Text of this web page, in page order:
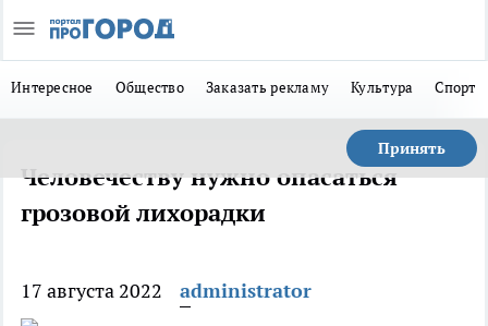
Интересное Общество Заказать рекламу Культура Спорт
Принять
Человечеству нужно опасаться
грозовой лихорадки
17 августа 2022 administrator